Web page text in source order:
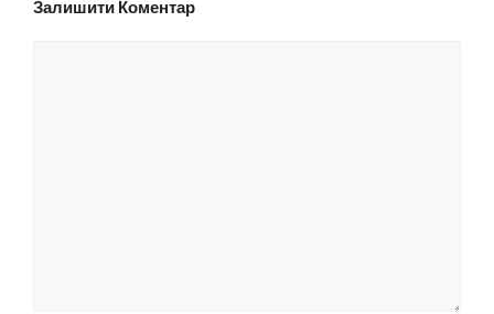
Залишити Коментар